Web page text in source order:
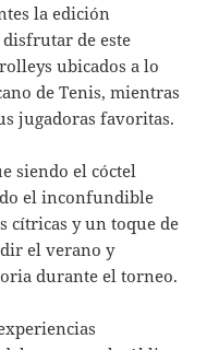
la edición
de este
ubicados a lo
de Tenis, mientras
jugadoras favoritas.
siendo el cóctel
el inconfundible
cítricas y un toque de
el verano y
durante el torneo.